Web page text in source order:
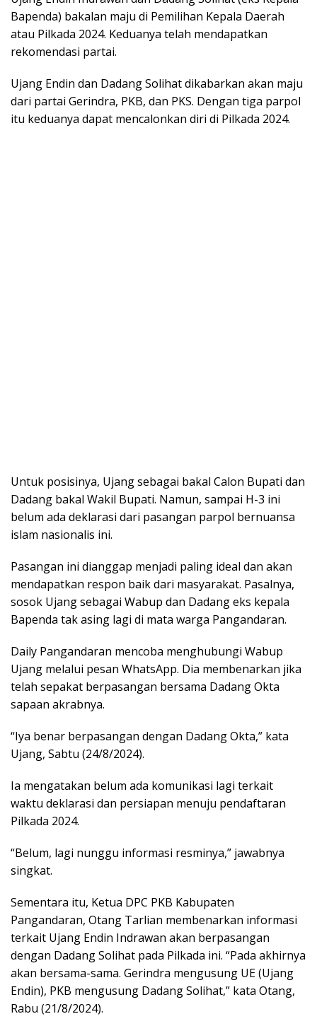
Bapenda) bakalan maju di Pemilihan Kepala Daerah
atau Pilkada 2024. Keduanya telah mendapatkan
rekomendasi partai.
Ujang Endin dan Dadang Solihat dikabarkan akan maju
dari partai Gerindra, PKB, dan PKS. Dengan tiga parpol
itu keduanya dapat mencalonkan diri di Pilkada 2024.
Untuk posisinya, Ujang sebagai bakal Calon Bupati dan
Dadang bakal Wakil Bupati. Namun, sampai H-3 ini
belum ada deklarasi dari pasangan parpol bernuansa
islam nasionalis ini.
Pasangan ini dianggap menjadi paling ideal dan akan
mendapatkan respon baik dari masyarakat. Pasalnya,
sosok Ujang sebagai Wabup dan Dadang eks kepala
Bapenda tak asing lagi di mata warga Pangandaran.
Daily Pangandaran mencoba menghubungi Wabup
Ujang melalui pesan WhatsApp. Dia membenarkan jika
telah sepakat berpasangan bersama Dadang Okta
sapaan akrabnya.
“Iya benar berpasangan dengan Dadang Okta,” kata
Ujang, Sabtu (24/8/2024).
Ia mengatakan belum ada komunikasi lagi terkait
waktu deklarasi dan persiapan menuju pendaftaran
Pilkada 2024.
“Belum, lagi nunggu informasi resminya,” jawabnya
singkat.
Sementara itu, Ketua DPC PKB Kabupaten
Pangandaran, Otang Tarlian membenarkan informasi
terkait Ujang Endin Indrawan akan berpasangan
dengan Dadang Solihat pada Pilkada ini. “Pada akhirnya
akan bersama-sama. Gerindra mengusung UE (Ujang
Endin), PKB mengusung Dadang Solihat,” kata Otang,
Rabu (21/8/2024).